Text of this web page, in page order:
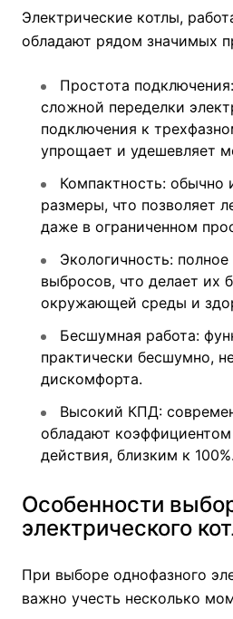
Электрические котлы,
обладают рядом значимых
Простота
сложной переделки
подключения к
упрощает и удешевляет
Компактность:
размеры, что позволяет
даже в ограниченном
Экологичность: полное
выбросов, что делает их
окружающей среды и
Бесшумная работа:
практически бесшумно,
дискомфорта.
Высокий КПД:
обладают коэффициентом
действия, близким к 100%.
Особенности
электрического
При выборе однофазного
важно учесть несколько